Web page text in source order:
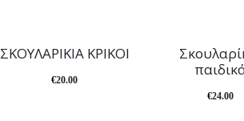
ΣΚΟΥΛΑΡΙΚΙΑ ΚΡΙΚΟΙ
€20.00
€24.00